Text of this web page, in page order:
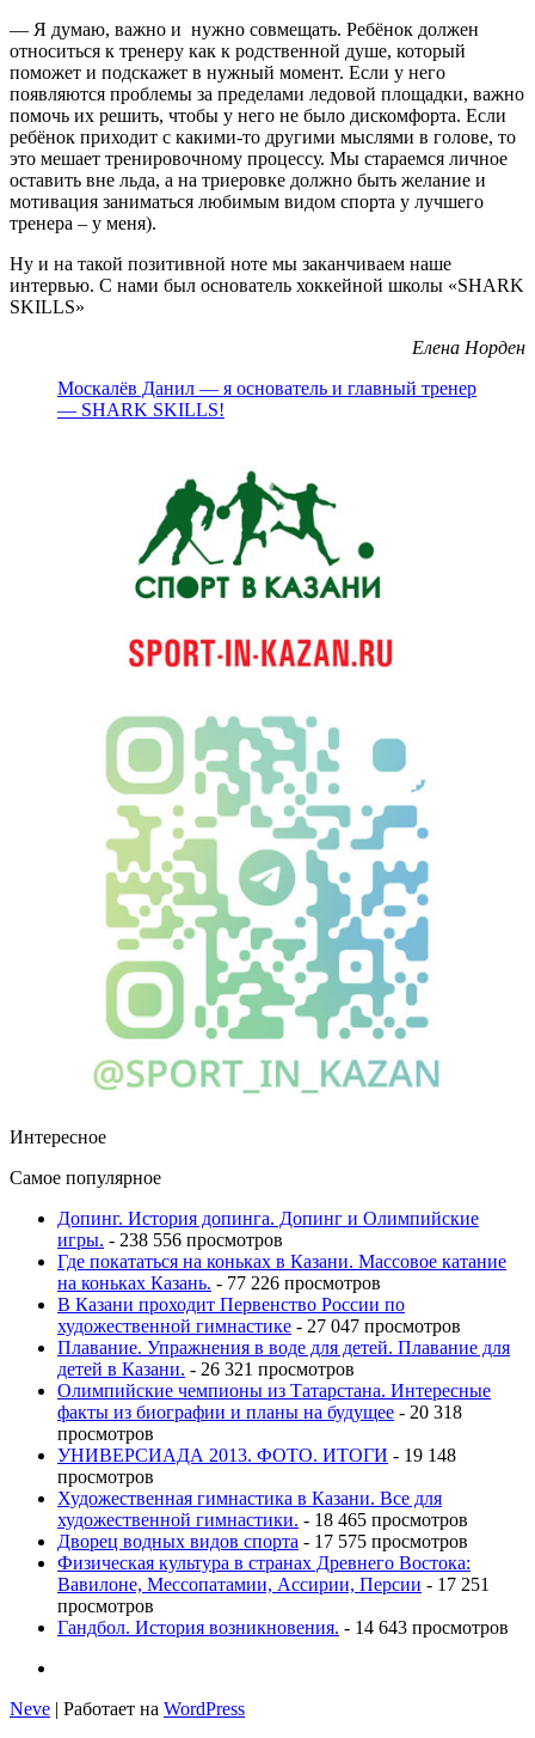
— Я думаю, важно и нужно совмещать. Ребёнок должен
относиться к тренеру как к родственной душе, который
поможет и подскажет в нужный момент. Если у него
появляются проблемы за пределами ледовой площадки, важно
помочь их решить, чтобы у него не было дискомфорта. Если
ребёнок приходит с какими-то другими мыслями в голове, то
это мешает тренировочному процессу. Мы стараемся личное
оставить вне льда, а на триеровке должно быть желание и
мотивация заниматься любимым видом спорта у лучшего
тренера – у меня).
Ну и на такой позитивной ноте мы заканчиваем наше
интервью. С нами был основатель хоккейной школы «SHARK
SKILLS»
Елена Норден
Москалёв Данил — я основатель и главный тренер
— SHARK SKILLS!
Интересное
Самое популярное
Допинг. История допинга. Допинг и Олимпийские
игры. - 238 556 просмотров
Где покататься на коньках в Казани. Массовое катание
на коньках Казань. - 77 226 просмотров
В Казани проходит Первенство России по
художественной гимнастике - 27 047 просмотров
Плавание. Упражнения в воде для детей. Плавание для
детей в Казани. - 26 321 просмотров
Олимпийские чемпионы из Татарстана. Интересные
факты из биографии и планы на будущее - 20 318
просмотров
УНИВЕРСИАДА 2013. ФОТО. ИТОГИ - 19 148
просмотров
Художественная гимнастика в Казани. Все для
художественной гимнастики. - 18 465 просмотров
Дворец водных видов спорта - 17 575 просмотров
Физическая культура в странах Древнего Востока:
Вавилоне, Мессопатамии, Ассирии, Персии - 17 251
просмотров
Гандбол. История возникновения. - 14 643 просмотров
Neve | Работает на WordPress